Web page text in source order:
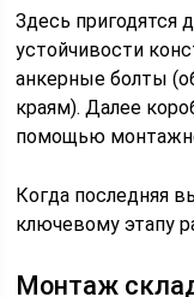
Здесь пригодятся
устойчивости
анкерные болты
краям). Далее
помощью
Когда последняя
ключевому этапу
Монтаж